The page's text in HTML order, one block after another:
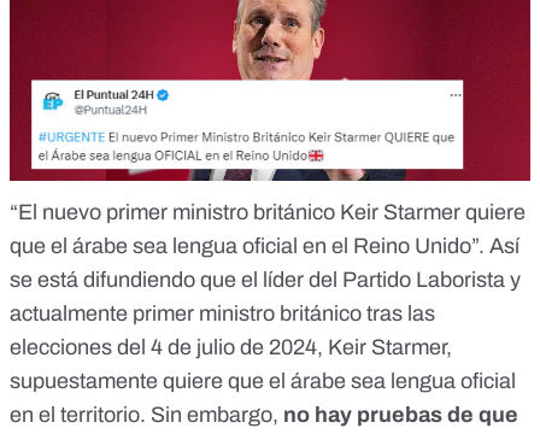
“El nuevo primer ministro británico Keir Starmer quiere
que el árabe sea lengua oficial en el Reino Unido”. Así
se está difundiendo que el líder del Partido Laborista y
actualmente primer ministro británico tras las
elecciones del 4 de julio de 2024, Keir Starmer,
supuestamente quiere que el árabe sea lengua oficial
en el territorio. Sin embargo, no hay pruebas de que